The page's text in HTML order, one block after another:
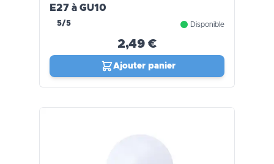
E27 à GU10
5/5 Disponible
2,49 €
Ajouter panier